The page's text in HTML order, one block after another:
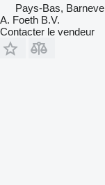
Pays-Bas,
A. Foeth B.V.
Contacter le vendeur